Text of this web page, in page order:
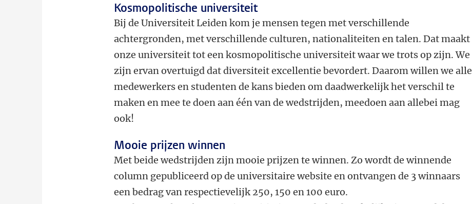
Kosmopolitische universiteit
Bij de Universiteit Leiden kom je mensen tegen met verschillende
achtergronden, met verschillende culturen, nationaliteiten en talen. Dat maakt
onze universiteit tot een kosmopolitische universiteit waar we trots op zijn. We
zijn ervan overtuigd dat diversiteit excellentie bevordert. Daarom willen we alle
medewerkers en studenten de kans bieden om daadwerkelijk het verschil te
maken en mee te doen aan één van de wedstrijden, meedoen aan allebei mag
ook!
Mooie prijzen winnen
Met beide wedstrijden zijn mooie prijzen te winnen. Zo wordt de winnende
column gepubliceerd op de universitaire website en ontvangen de 3 winnaars
een bedrag van respectievelijk 250, 150 en 100 euro.